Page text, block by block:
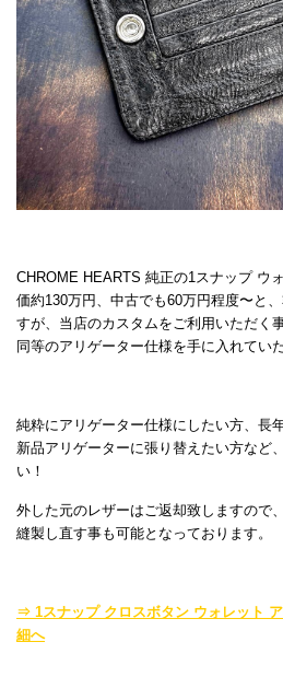
CHROME HEARTS 純正の1スナップ ウ
価約130万円、中古でも60万円程度〜と
すが、当店のカスタムをご利用いただく
同等のアリゲーター仕様を手に入れてい
純粋にアリゲーター仕様にしたい方、長
新品アリゲーターに張り替えたい方など
い！
外した元のレザーはご返却致しますので
縫製し直す事も可能となっております。
⇒ 1スナップ クロスボタン ウォレット
細へ